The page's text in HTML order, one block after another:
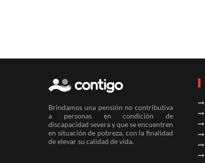
Brindamos una pensión no contributiva
a personas en condición de
discapacidad severa y que se encuentren
en situación de pobreza, con la finalidad
de elevar su calidad de vida.